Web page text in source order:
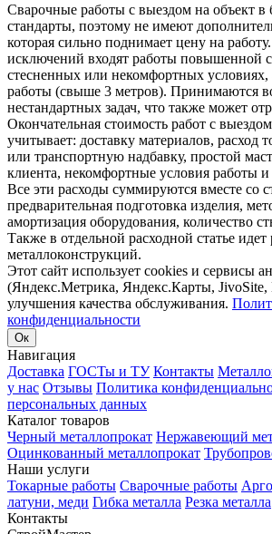
Сварочные работы с выездом на объект в
стандарты, поэтому не имеют
которая сильно поднимает цену на
исключений входят работы повышенной
стесненных или некомфортных
работы (свыше 3 метров). Принимаются
нестандартных задач, что также может
Окончательная стоимость работ с
учитывает: доставку материалов, расход
или транспортную надбавку, простой
клиента, некомфортные условия работы
Все эти расходы суммируются вместе со
предварительная подготовка изделия,
амортизация оборудования, количество
Также в отдельной расходной статье
металлоконструкций.
Этот сайт использует cookies и сервисы
(Яндекс.Метрика, Яндекс.Карты, JivoSite,
улучшения качества обслуживания.
конфиденциальности
Ок
Навигация
Доставка ГОСТы и ТУ Контакты
у нас Отзывы Политика
персональных данных
Каталог товаров
Черный металлопрокат Нержавеющий
Оцинкованный металлопрокат
Наши услуги
Токарные работы Сварочные работы
латуни, меди Гибка металла Резка металла
Контакты